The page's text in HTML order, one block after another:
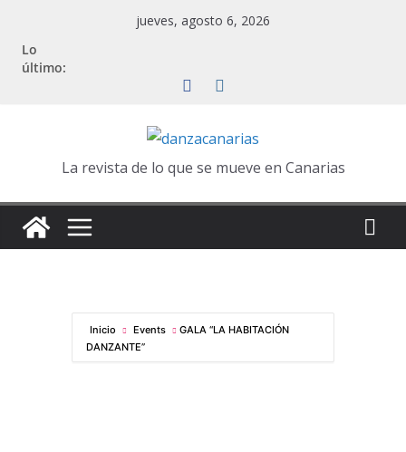
contenido
jueves, agosto 6, 2026
Lo
último:
La revista de lo que se mueve en Canarias
Inicio Events
GALA “LA HABITACIÓN
DANZANTE”